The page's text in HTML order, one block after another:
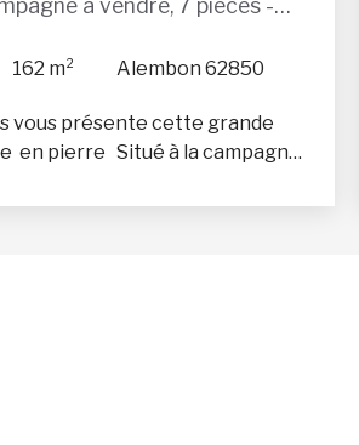
162 m² Alembon 62850
vous présente cette grande
en pierre Situé à la campagne
sur le bois. Maison: 162